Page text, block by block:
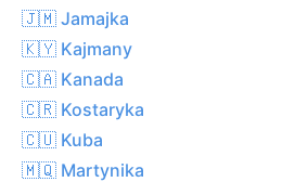
🇯🇲 Jamajka
🇰🇾 Kajmany
🇨🇦 Kanada
🇨🇷 Kostaryka
🇨🇺 Kuba
🇲🇶 Martynika